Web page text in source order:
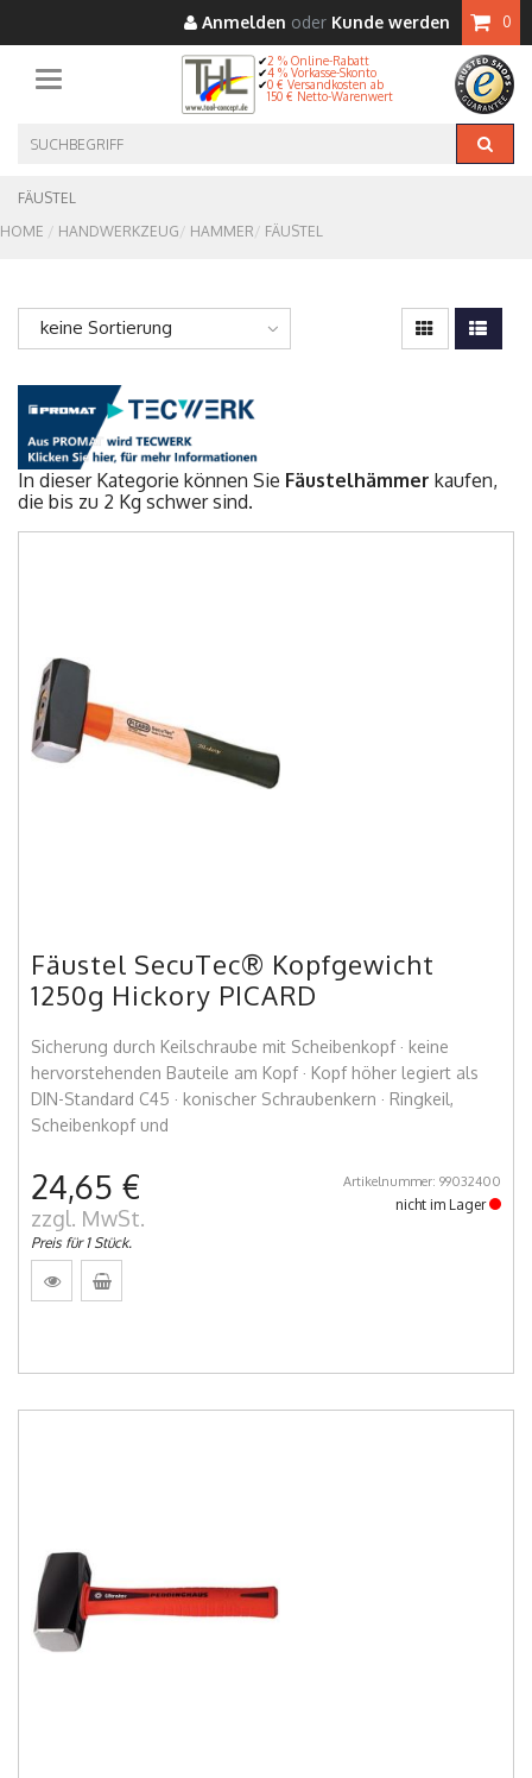
Anmelden oder Kunde werden 0
Toggle navigation
2 % Online-Rabatt
4 % Vorkasse-Skonto
0 € Versandkosten ab
150 € Netto-Warenwert
FÄUSTEL
HOME
HANDWERKZEUG HAMMER FÄUSTEL
keine Sortierung
In dieser Kategorie können Sie Fäustelhämmer kaufen,
die bis zu 2 Kg schwer sind.
Fäustel SecuTec® Kopfgewicht
1250g Hickory PICARD
Sicherung durch Keilschraube mit Scheibenkopf · keine
hervorstehenden Bauteile am Kopf · Kopf höher legiert als
DIN-Standard C45 · konischer Schraubenkern · Ringkeil,
Scheibenkopf und
24,65 €
zzgl. MwSt.
Preis für 1 Stück.
Artikelnummer: 99032400
nicht im Lager